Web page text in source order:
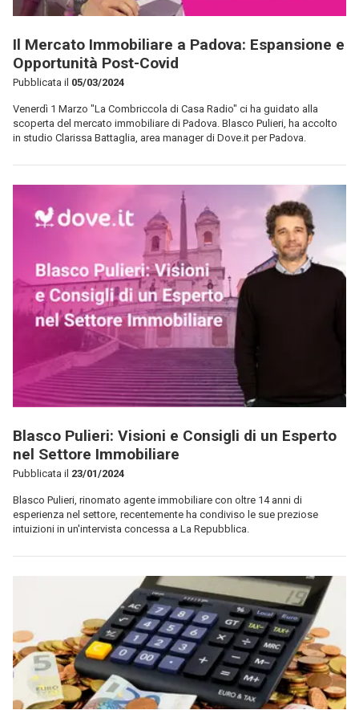
Il Mercato Immobiliare a Padova: Espansione e
Opportunità Post-Covid
Pubblicata il 05/03/2024
Venerdì 1 Marzo "La Combriccola di Casa Radio" ci ha guidato alla
scoperta del mercato immobiliare di Padova. Blasco Pulieri, ha accolto
in studio Clarissa Battaglia, area manager di Dove.it per Padova.
Blasco Pulieri: Visioni e Consigli di un Esperto
nel Settore Immobiliare
Pubblicata il 23/01/2024
Blasco Pulieri, rinomato agente immobiliare con oltre 14 anni di
esperienza nel settore, recentemente ha condiviso le sue preziose
intuizioni in un'intervista concessa a La Repubblica.